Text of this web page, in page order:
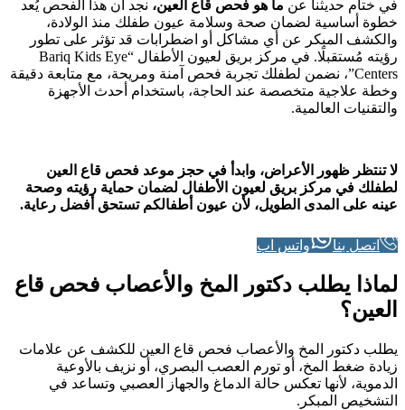
في ختام حديثنا عن ما هو فحص قاع العين، نجد أن هذا الفحص يُعد
خطوة أساسية لضمان صحة وسلامة عيون طفلك منذ الولادة،
والكشف المبكر عن أي مشاكل أو اضطرابات قد تؤثر على تطور
رؤيته مُستقبلًا. في مركز بريق لعيون الأطفال “Bariq Kids Eye
Centers”، نضمن لطفلك تجربة فحص آمنة ومريحة، مع متابعة دقيقة
وخطة علاجية متخصصة عند الحاجة، باستخدام أحدث الأجهزة
والتقنيات العالمية.
لا تنتظر ظهور الأعراض، وابدأ في حجز موعد فحص قاع العين
لطفلك في مركز بريق لعيون الأطفال لضمان حماية رؤيته وصحة
عينه على المدى الطويل، لأن عيون أطفالكم تستحق أفضل رعاية.
اتصل بنا واتس اب
لماذا يطلب دكتور المخ والأعصاب فحص قاع
العين؟
يطلب دكتور المخ والأعصاب فحص قاع العين للكشف عن علامات
زيادة ضغط المخ، أو تورم العصب البصري، أو نزيف بالأوعية
الدموية، لأنها تعكس حالة الدماغ والجهاز العصبي وتساعد في
التشخيص المبكر.